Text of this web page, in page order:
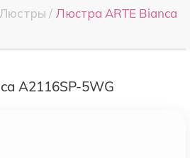
Люстры / Люстра ARTE Bianca
A2116SP-5WG